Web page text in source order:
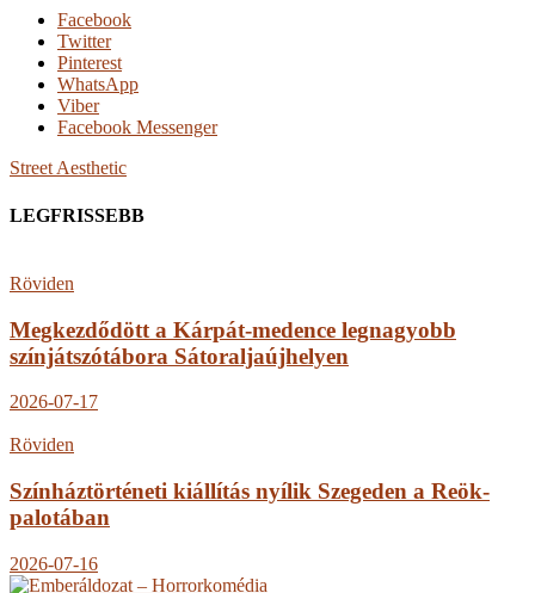
Facebook
Twitter
Pinterest
WhatsApp
Viber
Facebook Messenger
Street Aesthetic
LEGFRISSEBB
Röviden
Megkezdődött a Kárpát-medence legnagyobb
színjátszótábora Sátoraljaújhelyen
2026-07-17
Röviden
Színháztörténeti kiállítás nyílik Szegeden a Reök-
palotában
2026-07-16